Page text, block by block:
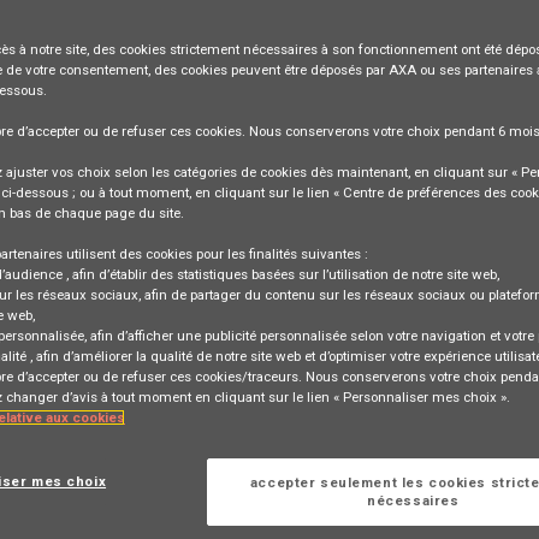
Manager Operational Excellence
1000
ET GESTION DE PROJETS
à cette
Se connecter ou
à notre site, des cookies strictement nécessaires à son fonctionnement ont été
de votre consentement, des cookies peuvent être déposés par AXA ou ses partenaires
d’accepter ou de refuser ces cookies. Nous conserverons votre choix pendant 6 mois
ajuster vos choix selon les catégories de cookies dès maintenant, en cliquant sur «
dessous ; ou à tout moment, en cliquant sur le lien « Centre de préférences des
bas de chaque page du site.
utilisent des cookies pour les finalités suivantes :
, afin d’établir des statistiques basées sur l’utilisation de notre site web,
les réseaux sociaux, afin de partager du contenu sur les réseaux sociaux ou
web,
, afin d’afficher une publicité personnalisée selon votre navigation et votre
, afin d’améliorer la qualité de notre site web et d’optimiser votre expérience
d’accepter ou de refuser ces cookies/traceurs. Nous conserverons votre choix
changer d’avis à tout moment en cliquant sur le lien « Personnaliser mes choix ».
aux cookies
mes choix
accepter seulement les cookies
nécessaires